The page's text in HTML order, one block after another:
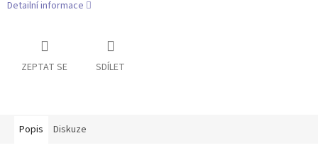
Detailní informace
ZEPTAT SE SDÍLET
Popis Diskuze